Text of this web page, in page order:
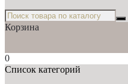
Корзина
0
Список категорий